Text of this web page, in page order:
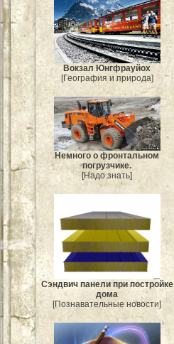
Вокзал Юнгфрауйох
[География и природа]
Немного о фронтальном
погрузчике.
[Надо знать]
Сэндвич панели при постройке
дома
[Познавательные новости]